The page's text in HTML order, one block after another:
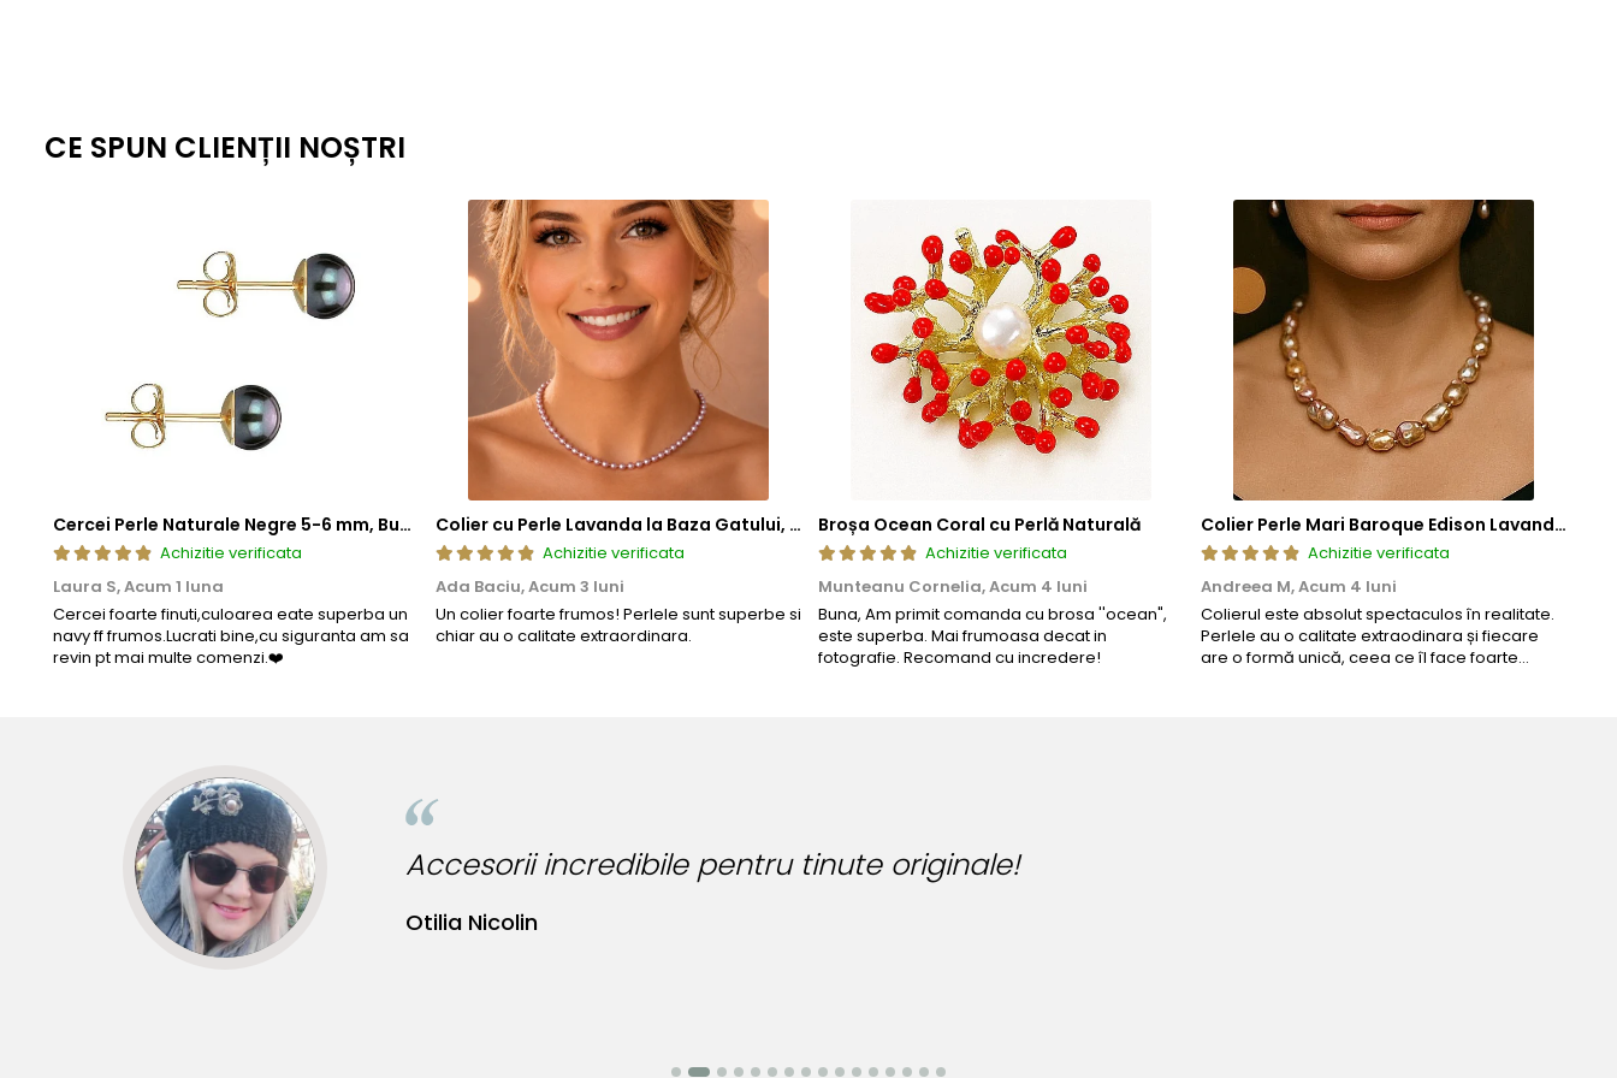
CE SPUN CLIENȚII NOȘTRI
Cercei Perle Naturale Negre 5-6 mm, Buton AAA, Aur 14K (aur 585), Tip Șurub | KASKADDA®
Achizitie verificata
Laura S,Acum 1 luna
Cercei foarte finuti,culoarea eate superba un
navy ff frumos.Lucrati bine,cu siguranta am sa
revin pt mai multe comenzi.❤️
Colier cu Perle Lavanda la Baza Gatului, de 4-5 mm, Perle Rare, Calitate AAA+, Aur 14K | KASKADDA®
Achizitie verificata
Ada Baciu,Acum 3 luni
Un colier foarte frumos! Perlele sunt superbe si
chiar au o calitate extraordinara.
Broșa Ocean Coral cu Perlă Naturală
Achizitie verificata
Munteanu Cornelia,Acum 4 luni
Buna, Am primit comanda cu brosa ''ocean",
este superba. Mai frumoasa decat in
fotografie. Recomand cu incredere!
Colier Perle Mari Baroque Edison Lavandă, Calitatea AAA, Aur 14K | KASKADDA®
Achizitie verificata
Andreea M,Acum 4 luni
Colierul este absolut spectaculos în realitate.
Perlele au o calitate extraodinara și fiecare
are o formă unică, ceea ce îl face foarte
tinute originale!